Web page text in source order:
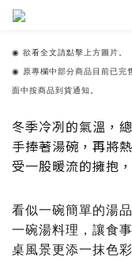
◉ 欲看全文請點擊上方圖片。
◉ 原專欄中部分商品目前已完
面中按商品到貨通知。
冬季冷冽的氣溫，
手捧著湯碗，再將
受一股暖流的擁抱
看似一碗簡單的湯
一碗湯料理，讓食
桌風景更添一抹色